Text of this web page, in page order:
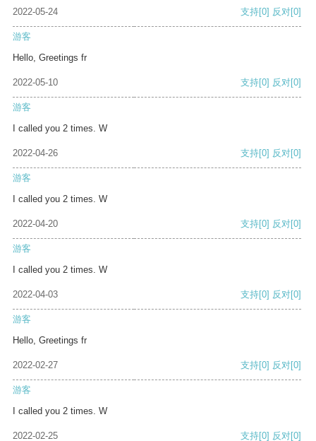
2022-05-24 支持[0] 反对[0]
游客
Hello, Greetings fr
2022-05-10 支持[0] 反对[0]
游客
I called you 2 times. W
2022-04-26 支持[0] 反对[0]
游客
I called you 2 times. W
2022-04-20 支持[0] 反对[0]
游客
I called you 2 times. W
2022-04-03 支持[0] 反对[0]
游客
Hello, Greetings fr
2022-02-27 支持[0] 反对[0]
游客
I called you 2 times. W
2022-02-25 支持[0] 反对[0]